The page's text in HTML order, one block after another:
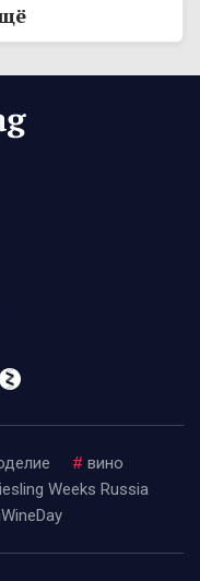
# вино
Weeks Russia